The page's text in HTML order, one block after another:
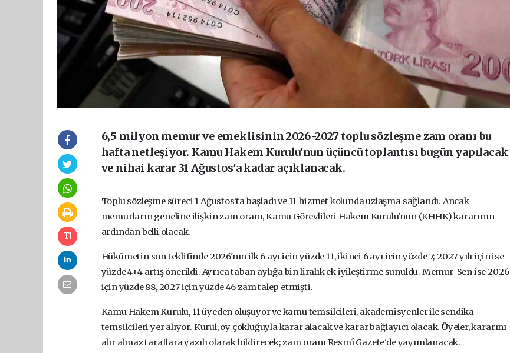
6,5 milyon memur ve emeklisinin 2026-2027 toplu sözleşme zam oranı bu
hafta netleşiyor. Kamu Hakem Kurulu'nun üçüncü toplantısı bugün yapılacak
ve nihai karar 31 Ağustos'a kadar açıklanacak.
Toplu sözleşme süreci 1 Ağustos'ta başladı ve 11 hizmet kolunda uzlaşma sağlandı. Ancak
memurların geneline ilişkin zam oranı, Kamu Görevlileri Hakem Kurulu'nun (KHHK) kararının
ardından belli olacak.
Hükümetin son teklifinde 2026'nın ilk 6 ayı için yüzde 11, ikinci 6 ayı için yüzde 7; 2027 yılı için ise
yüzde 4+4 artış önerildi. Ayrıca taban aylığa bin liralık ek iyileştirme sunuldu. Memur-Sen ise 2026
için yüzde 88, 2027 için yüzde 46 zam talep etmişti.
Kamu Hakem Kurulu, 11 üyeden oluşuyor ve kamu temsilcileri, akademisyenler ile sendika
temsilcileri yer alıyor. Kurul, oy çokluğuyla karar alacak ve karar bağlayıcı olacak. Üyeler, kararını
alır almaz taraflara yazılı olarak bildirecek; zam oranı Resmî Gazete'de yayımlanacak.